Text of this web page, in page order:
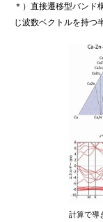
＊）直接遷移型バンド
じ波数ベクトルを持つ
計算で導